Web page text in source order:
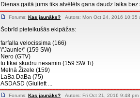
Dienas gaitā jums tiks atvēlēts gana daudz laika
Forums: Kas jaunāks? Autors: Mon Oct 24, 2016
Šobrīd pieteikušās ekipāžas:
farfalla velocissima (166)
\"Jaunie\" (159 SW)
Nero (GTV)
tu tikai skudru nesamin (159 SW Ti)
Melnā Žizele (159)
LaBa DaBa (75)
ASDASD (Giuliett ...
Forums: Kas jaunāks? Autors: Fri Oct 21, 2016 9:48